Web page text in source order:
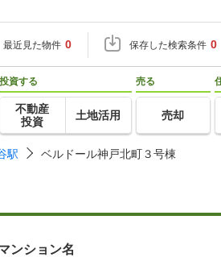
最近見た物件 0 保存した検索条件 0
投資する
不動産
投資
土地活用
売る
売却
駅 ベルドール神戸北町３号棟
ンション名